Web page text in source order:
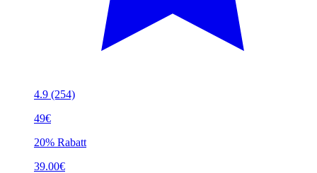
4.9 (254)
49€
20% Rabatt
39.00€